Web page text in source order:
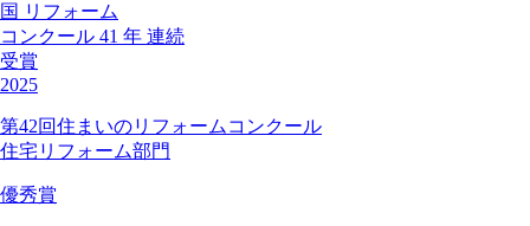
国 リフォーム
コンクール 41 年 連続
受賞
2025
第42回住まいのリフォームコンクール
住宅リフォーム部門
優秀賞